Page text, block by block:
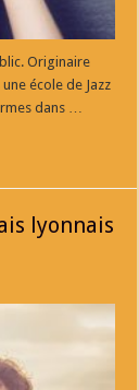
Originaire
école de Jazz
dans …
lyonnais